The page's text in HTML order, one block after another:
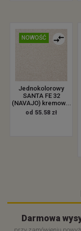
NOWOŚĆ
Jednokolorowy
SANTA FE 32
(NAVAJO) kremow...
od 55.58 zł
Darmowa